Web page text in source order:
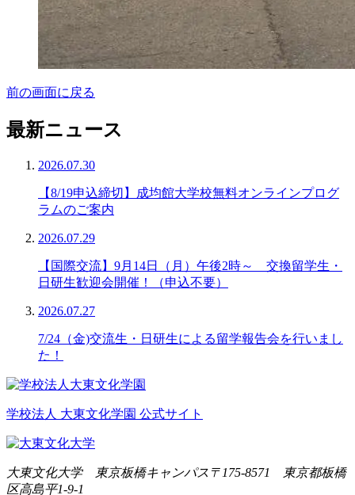
前の画面に戻る
最新ニュース
2026.07.30
【8/19申込締切】成均館大学校無料オンラインプログ
ラムのご案内
2026.07.29
【国際交流】9月14日（月）午後2時～ 交換留学生・
日研生歓迎会開催！（申込不要）
2026.07.27
7/24（金)交流生・日研生による留学報告会を行いまし
た！
学校法人 大東文化学園 公式サイト
大東文化大学 東京板橋キャンパス 〒175-8571 東京都板橋
区高島平1-9-1